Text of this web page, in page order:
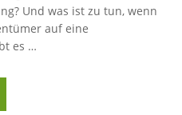
Und was ist zu tun, wenn
auf eine
es …